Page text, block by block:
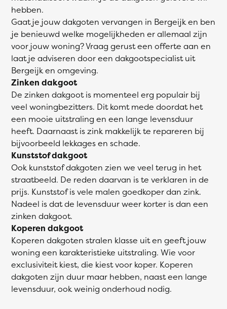
hebben.
Gaat je jouw dakgoten vervangen in Bergeijk en ben
je benieuwd welke mogelijkheden er allemaal zijn
voor jouw woning? Vraag gerust een offerte aan en
laat je adviseren door een dakgootspecialist uit
Bergeijk en omgeving.
Zinken dakgoot
De zinken dakgoot is momenteel erg populair bij
veel woningbezitters. Dit komt mede doordat het
een mooie uitstraling en een lange levensduur
heeft. Daarnaast is zink makkelijk te repareren bij
bijvoorbeeld lekkages en schade.
Kunststof dakgoot
Ook kunststof dakgoten zien we veel terug in het
straatbeeld. De reden daarvan is te verklaren in de
prijs. Kunststof is vele malen goedkoper dan zink.
Nadeel is dat de levensduur weer korter is dan een
zinken dakgoot.
Koperen dakgoot
Koperen dakgoten stralen klasse uit en geeft jouw
woning een karakteristieke uitstraling. Wie voor
exclusiviteit kiest, die kiest voor koper. Koperen
dakgoten zijn duur maar hebben, naast een lange
levensduur, ook weinig onderhoud nodig.